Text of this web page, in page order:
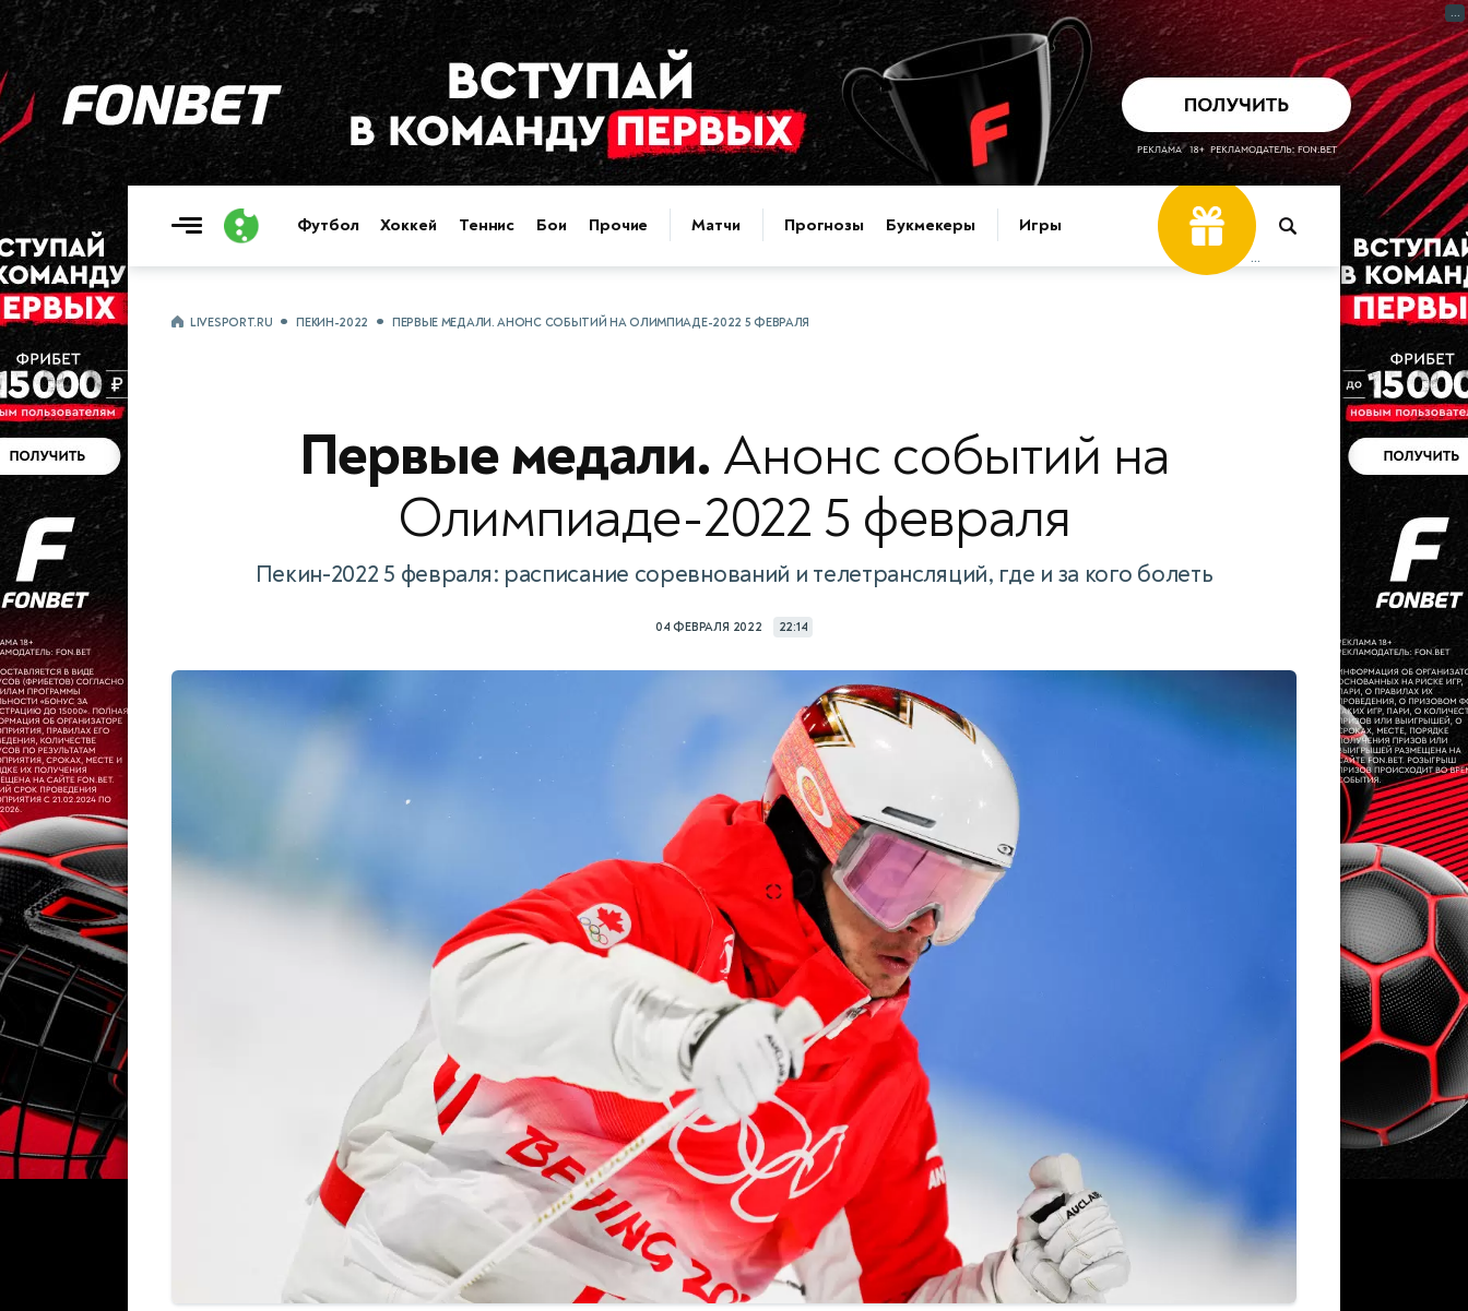
Футбол Хоккей Теннис Бои Прочие Матчи Прогнозы Букмекеры Игры
...
LIVESPORT.RU ПЕКИН-2022 ПЕРВЫЕ МЕДАЛИ. АНОНС СОБЫТИЙ НА ОЛИМПИАДЕ-2022 5 ФЕВРАЛЯ
Первые медали. Анонс событий на
Олимпиаде-2022 5 февраля
Пекин-2022 5 февраля: расписание соревнований и телетрансляций, где и за кого болеть
04 ФЕВРАЛЯ 2022 22:14
...